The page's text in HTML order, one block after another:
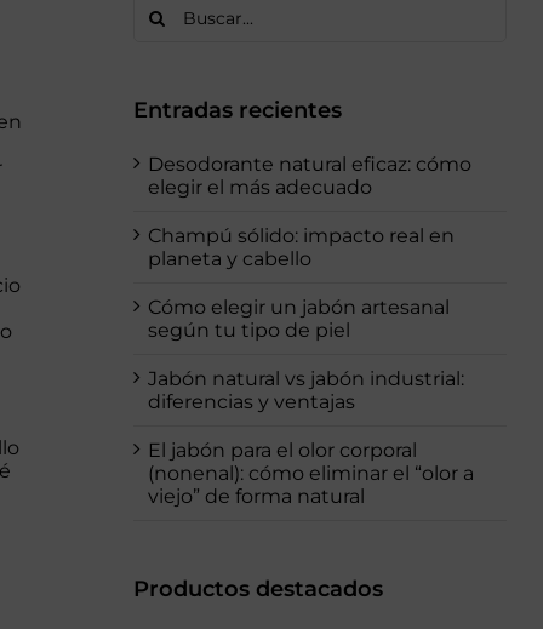
Entradas recientes
Desodorante natural eficaz: cómo
elegir el más adecuado
Champú sólido: impacto real en
planeta y cabello
Cómo elegir un jabón artesanal
según tu tipo de piel
Jabón natural vs jabón industrial:
diferencias y ventajas
El jabón para el olor corporal
(nonenal): cómo eliminar el “olor a
viejo” de forma natural
Productos destacados